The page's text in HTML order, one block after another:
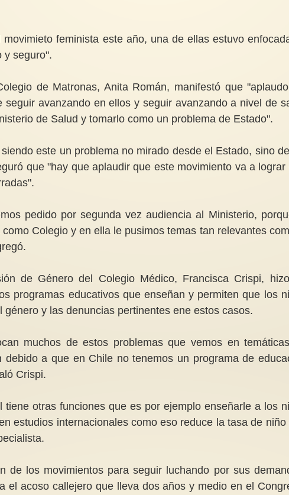
feminista este año, una de ellas estuvo
y seguro".
de Matronas, Anita Román, manifestó que
avanzando en ellos y seguir avanzando a nivel de
de Salud y tomarlo como un problema de Estado".
este un problema no mirado desde el Estado, sino
que "hay que aplaudir que este movimiento va a lograr
pedido por segunda vez audiencia al Ministerio,
Colegio y en ella le pusimos temas tan relevantes
de Género del Colegio Médico, Francisca Crispi,
programas educativos que enseñan y permiten que los
y las denuncias pertinentes ene estos casos.
muchos de estos problemas que vemos en
a que en Chile no tenemos un programa de
Crispi.
tiene otras funciones que es por ejemplo enseñarle a los
estudios internacionales como eso reduce la tasa de niño
de los movimientos para seguir luchando por sus
el acoso callejero que lleva dos años y medio en el